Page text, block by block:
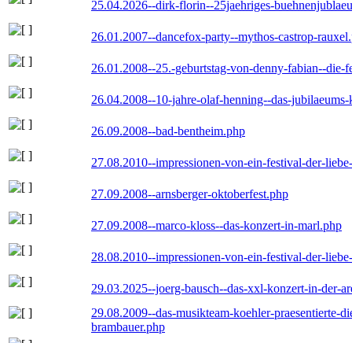
25.04.2026--dirk-florin--25jaehriges-
26.01.2007--dancefox-party--mythos-castrop-
26.01.2008--25.-geburtstag-von-denny-fabian--die-
26.04.2008--10-jahre-olaf-henning--das-
26.09.2008--bad-bentheim.php
27.08.2010--impressionen-von-ein-festival-der-
27.09.2008--arnsberger-oktoberfest.php
27.09.2008--marco-kloss--das-konzert-in-marl.php
28.08.2010--impressionen-von-ein-festival-der-
29.03.2025--joerg-bausch--das-xxl-konzert-in-der-
29.08.2009--das-musikteam-koehler-praesentierte-
brambauer.php